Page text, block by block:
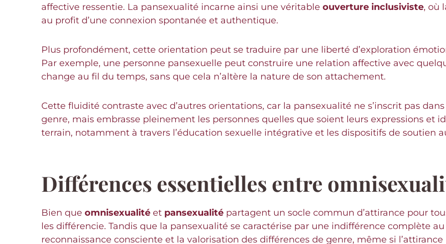
affective ressentie. La pansexualité incarne ainsi une véritable ouverture inclusiviste, où
au profit d’une connexion spontanée et authentique.
Plus profondément, cette orientation peut se traduire par une liberté d’exploration
Par exemple, une personne pansexuelle peut construire une relation affective avec
change au fil du temps, sans que cela n’altère la nature de son attachement.
Cette fluidité contraste avec d’autres orientations, car la pansexualité ne s’inscrit pas
genre, mais embrasse pleinement les personnes quelles que soient leurs expressions et
terrain, notamment à travers l’éducation sexuelle intégrative et les dispositifs de soutien
Différences essentielles entre
Bien que omnisexualité et pansexualité partagent un socle commun d’attirance pour
les différencie. Tandis que la pansexualité se caractérise par une indifférence complète
reconnaissance consciente et la valorisation des différences de genre, même si